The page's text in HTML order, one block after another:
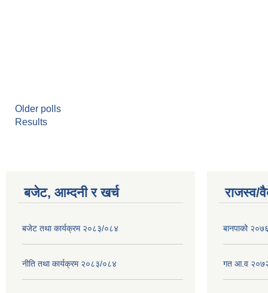
Older polls
Results
बजेट, आम्दनी र खर्च
बजेट तथा कार्यक्रम २०८३/०८४
नीति तथा कार्यक्रम २०८३/०८४
राजस्व/
बानपाको
गत आ.व